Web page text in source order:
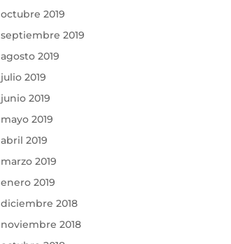
octubre 2019
septiembre 2019
agosto 2019
julio 2019
junio 2019
mayo 2019
abril 2019
marzo 2019
enero 2019
diciembre 2018
noviembre 2018